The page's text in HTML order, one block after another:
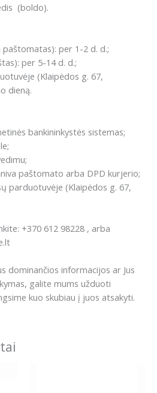
(boldo).
per 1-2 d. d.;
per 5-14 d. d.;
(Klaipėdos g. 67,
dieną.
bankininkystės sistemas;
paštomato arba DPD kurjerio;
parduotuvėje (Klaipėdos g. 67,
+370 612 98228 , arba
dominančios informacijos ar Jus
galite mums užduoti
kuo skubiau į juos atsakyti.